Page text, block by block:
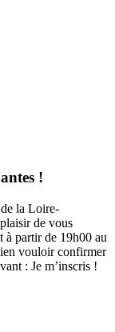
!
la Loire-
de vous
partir de 19h00 au
vouloir confirmer
: Je m’inscris !